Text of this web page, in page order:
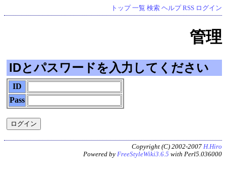
トップ 一覧 検索 ヘルプ RSS ログイン
管理
IDとパスワードを入力してください
ID
Pass
Copyright (C) 2002-2007 H.Hiro
Powered by FreeStyleWiki3.6.5 with Perl5.036000